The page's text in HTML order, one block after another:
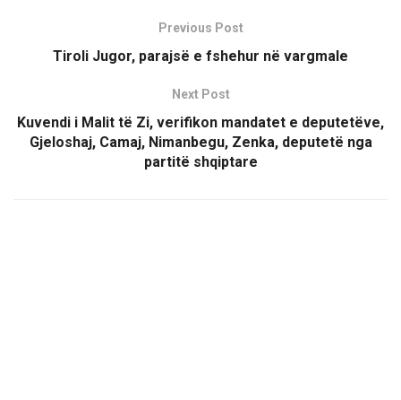
Previous Post
Tiroli Jugor, parajsë e fshehur në vargmale
Next Post
Kuvendi i Malit të Zi, verifikon mandatet e deputetëve,
Gjeloshaj, Camaj, Nimanbegu, Zenka, deputetë nga
partitë shqiptare